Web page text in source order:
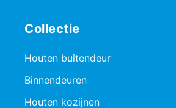
Collectie
Houten buitendeur
Binnendeuren
Houten kozijnen